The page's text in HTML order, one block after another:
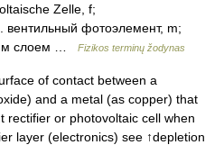
Zelle, f;
фотоэлемент, m;
слоем …
Fizikos terminų žodynas
of contact between a
and a metal (as copper) that
rectifier or photovoltaic cell when
layer (electronics) see ↑depletion